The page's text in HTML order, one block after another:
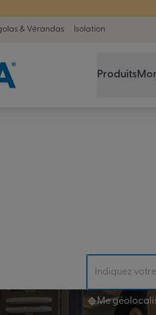
& Vérandas Isolation
Produits
Me